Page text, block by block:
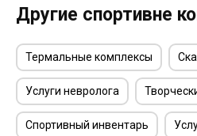
Другие спортивне
Термальные комплексы
Услуги невролога
Спортивный инвентарь